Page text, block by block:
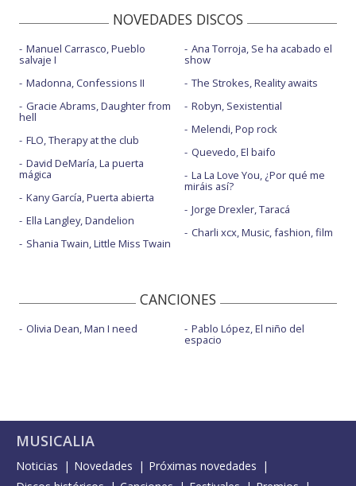
NOVEDADES DISCOS
Manuel Carrasco, Pueblo
salvaje I
Madonna, Confessions II
Gracie Abrams, Daughter from
hell
FLO, Therapy at the club
David DeMaría, La puerta
mágica
Kany García, Puerta abierta
Ella Langley, Dandelion
Shania Twain, Little Miss Twain
Ana Torroja, Se ha acabado el
show
The Strokes, Reality awaits
Robyn, Sexistential
Melendi, Pop rock
Quevedo, El baifo
La La Love You, ¿Por qué me
miráis así?
Jorge Drexler, Taracá
Charli xcx, Music, fashion, film
CANCIONES
Olivia Dean, Man I need Pablo López, El niño del
espacio
MUSICALIA
Noticias Novedades
Próximas novedades